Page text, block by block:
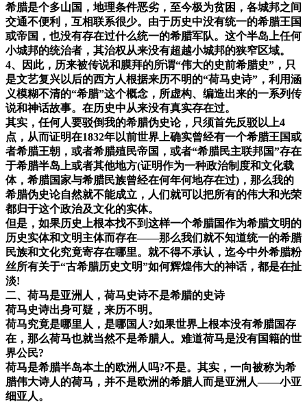
希腊是个多山国，地理条件恶劣，至今极为贫困，各城邦之间
交通不便利，互相联系很少。由于历史中没有统一的希腊王国
或帝国，也没有存在过什么统一的希腊军队。这个半岛上任何
小城邦的统治者，其治权从来没有超越小城邦的狭窄区域。
4、因此，历来被传说和膜拜的所谓“伟大的史前希腊史”，只
是文艺复兴以后的西方人根据来历不明的“荷马史诗”，利用涵
义模糊不清的“希腊”这个概念，所虚构、编造出来的一系列传
说和神话故事。在历史中从来没有真实存在过。
其实，任何人要驳倒我的希腊伪史论，只须首先反驳以上4
点，从而证明在1832年以前世界上确实曾经有一个希腊王国或
者希腊王朝，或者希腊殖民帝国，或者“希腊民主联邦国”存在
于希腊半岛上或者其他地方(证明作为一种政治制度和文化载
体，希腊国家与希腊民族曾经在何年何地存在过)，那么我的
希腊伪史论自然就不能成立，人们就可以把所有的伟大和光荣
都归于这个政治及文化的实体。
但是，如果历史上根本找不到这样一个希腊国作为希腊文明的
历史实体和文明主体而存在——那么我们就不知道统一的希腊
民族和文化究竟寄存在哪里。就不得不承认，迄今中外希腊粉
丝所有关于“古希腊历史文明”如何辉煌伟大的神话，都是在扯
淡!
二、荷马是亚洲人，荷马史诗不是希腊的史诗
荷马史诗出身可疑，来历不明。
荷马究竟是哪里人，是哪国人?如果世界上根本没有希腊国存
在，那么荷马也就当然不是希腊人。难道荷马是没有国籍的世
界公民?
荷马是希腊半岛本土的欧洲人吗?不是。其实，一向被称为希
腊伟大诗人的荷马，并不是欧洲的希腊人而是亚洲人——小亚
细亚人。